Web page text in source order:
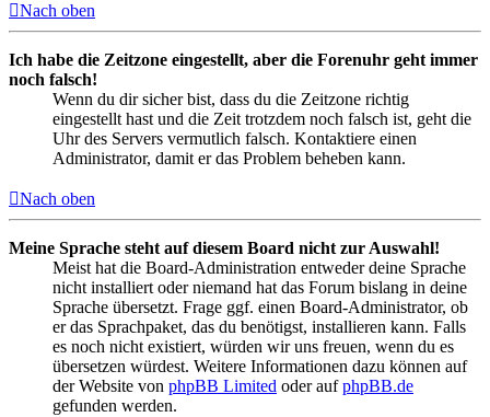
Nach oben
Ich habe die Zeitzone eingestellt, aber die Forenuhr geht immer
noch falsch!
Wenn du dir sicher bist, dass du die Zeitzone richtig
eingestellt hast und die Zeit trotzdem noch falsch ist, geht die
Uhr des Servers vermutlich falsch. Kontaktiere einen
Administrator, damit er das Problem beheben kann.
Nach oben
Meine Sprache steht auf diesem Board nicht zur Auswahl!
Meist hat die Board-Administration entweder deine Sprache
nicht installiert oder niemand hat das Forum bislang in deine
Sprache übersetzt. Frage ggf. einen Board-Administrator, ob
er das Sprachpaket, das du benötigst, installieren kann. Falls
es noch nicht existiert, würden wir uns freuen, wenn du es
übersetzen würdest. Weitere Informationen dazu können auf
der Website von phpBB Limited oder aufphpBB.de
gefunden werden.